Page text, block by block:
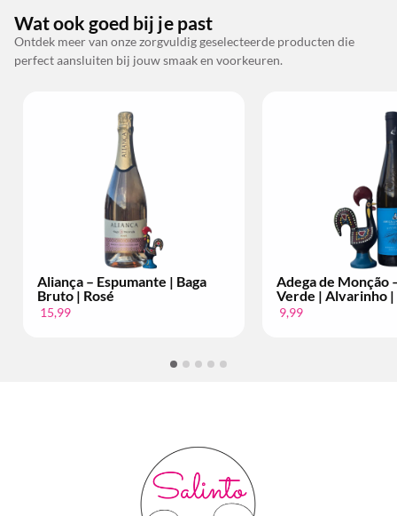
Wat ook goed bij je past
Ontdek meer van onze zorgvuldig geselecteerde producten die
perfect aansluiten bij jouw smaak en voorkeuren.
Aliança – Espumante | Baga
Bruto | Rosé
15,99
Adega de Monção
Verde | Alvarinho |
9,99